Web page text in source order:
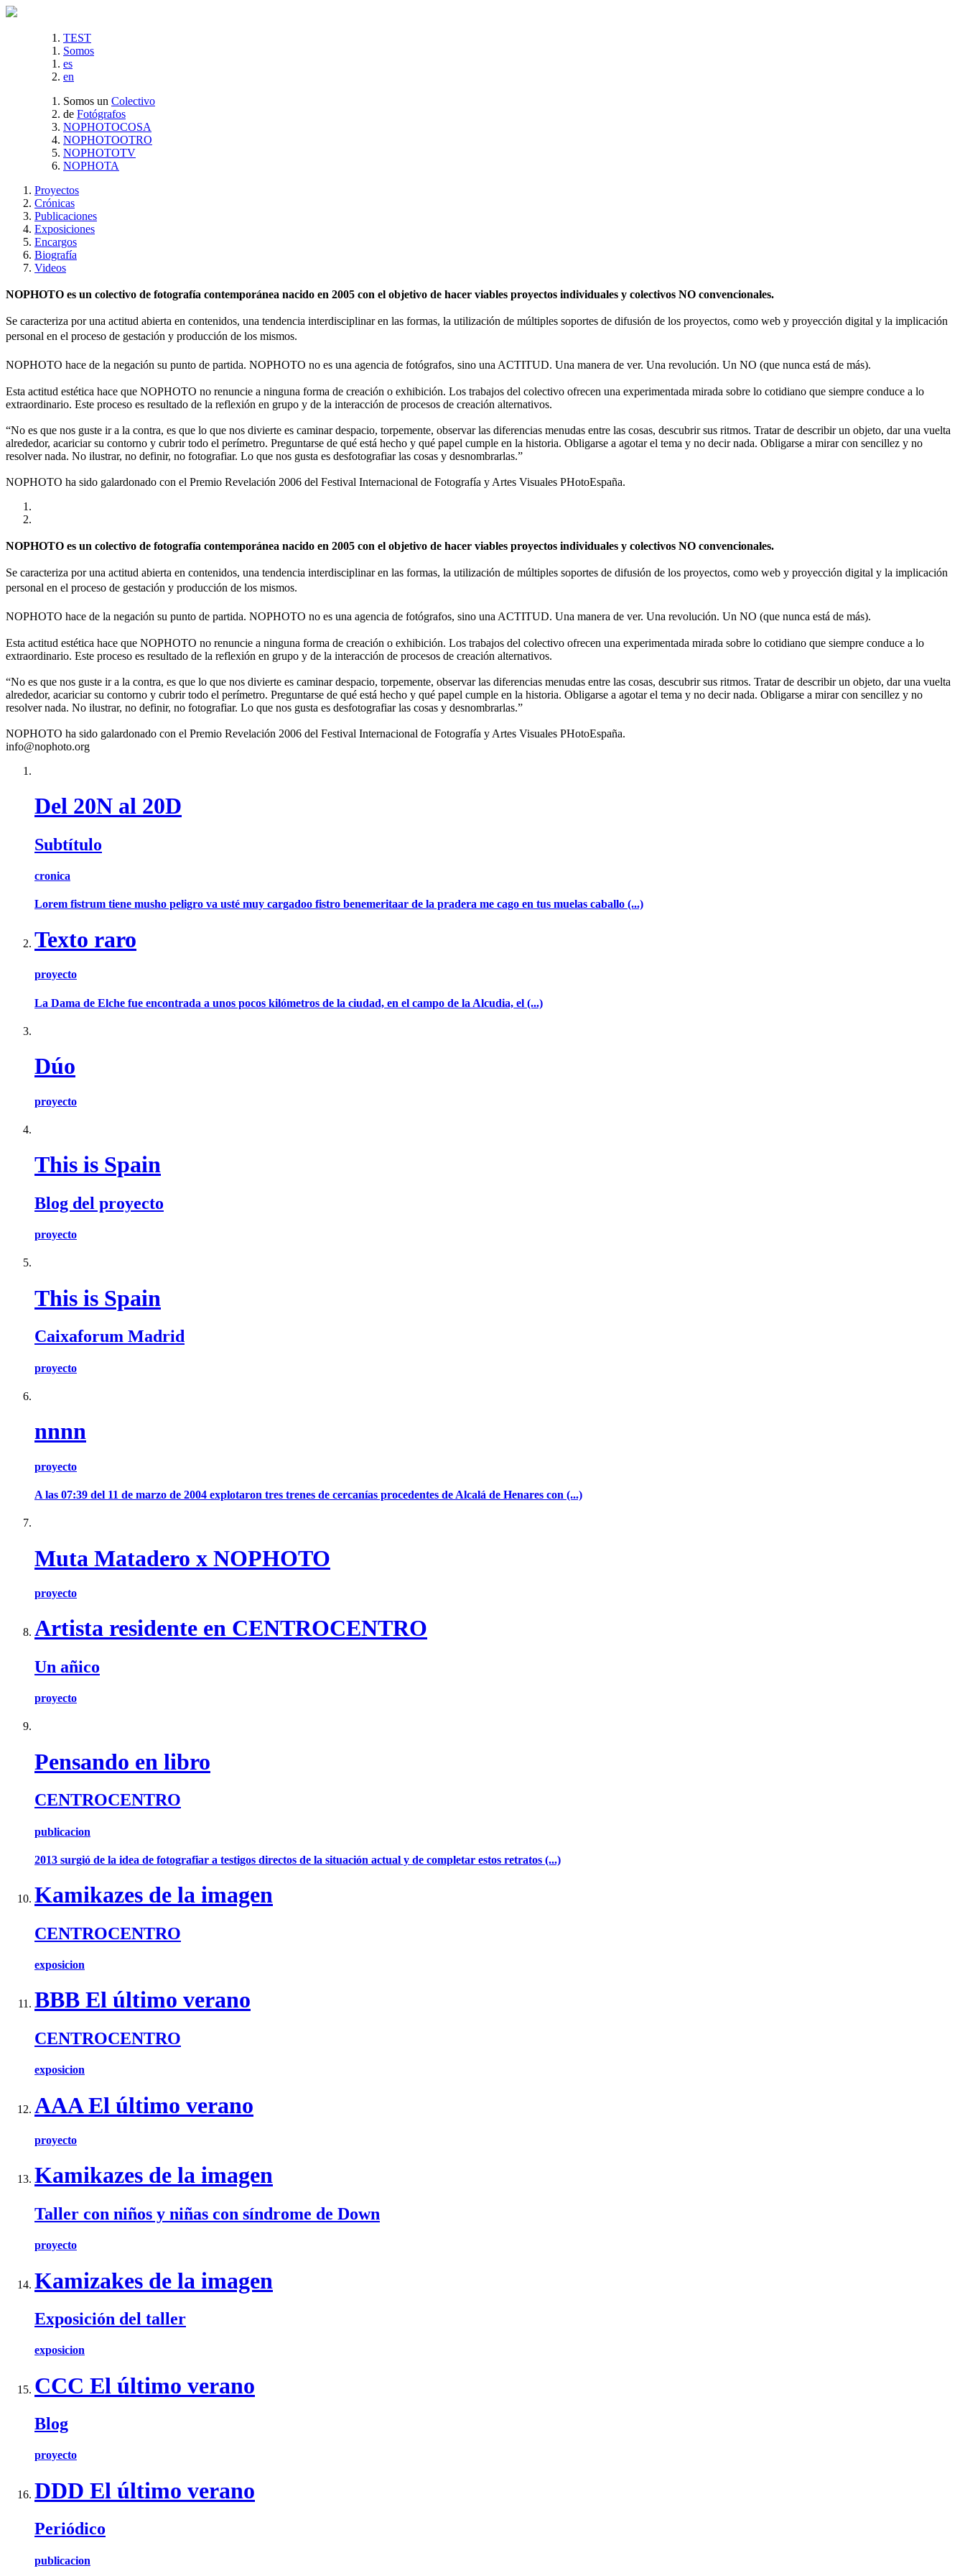
TEST
Somos
es
en
Somos un Colectivo
de Fotógrafos
NOPHOTOCOSA
NOPHOTOOTRO
NOPHOTOTV
NOPHOTA
Proyectos
Crónicas
Publicaciones
Exposiciones
Encargos
Biografía
Videos
NOPHOTO es un colectivo de fotografía contemporánea nacido en 2005 con el objetivo de hacer viables proyectos individuales y colectivos NO convencionales.
Se caracteriza por una actitud abierta en contenidos, una tendencia interdisciplinar en las formas, la utilización de múltiples soportes de difusión de los proyectos, como web y proyección digital y la implicación
personal en el proceso de gestación y producción de los mismos.
NOPHOTO hace de la negación su punto de partida. NOPHOTO no es una agencia de fotógrafos, sino una ACTITUD. Una manera de ver. Una revolución. Un NO (que nunca está de más).
Esta actitud estética hace que NOPHOTO no renuncie a ninguna forma de creación o exhibición. Los trabajos del colectivo ofrecen una experimentada mirada sobre lo cotidiano que siempre conduce a lo
extraordinario. Este proceso es resultado de la reflexión en grupo y de la interacción de procesos de creación alternativos.
“No es que nos guste ir a la contra, es que lo que nos divierte es caminar despacio, torpemente, observar las diferencias menudas entre las cosas, descubrir sus ritmos. Tratar de describir un objeto, dar una vuelta
alrededor, acariciar su contorno y cubrir todo el perímetro. Preguntarse de qué está hecho y qué papel cumple en la historia. Obligarse a agotar el tema y no decir nada. Obligarse a mirar con sencillez y no
resolver nada. No ilustrar, no definir, no fotografiar. Lo que nos gusta es desfotografiar las cosas y desnombrarlas.”
NOPHOTO ha sido galardonado con el Premio Revelación 2006 del Festival Internacional de Fotografía y Artes Visuales PHotoEspaña.
NOPHOTO es un colectivo de fotografía contemporánea nacido en 2005 con el objetivo de hacer viables proyectos individuales y colectivos NO convencionales.
Se caracteriza por una actitud abierta en contenidos, una tendencia interdisciplinar en las formas, la utilización de múltiples soportes de difusión de los proyectos, como web y proyección digital y la implicación
personal en el proceso de gestación y producción de los mismos.
NOPHOTO hace de la negación su punto de partida. NOPHOTO no es una agencia de fotógrafos, sino una ACTITUD. Una manera de ver. Una revolución. Un NO (que nunca está de más).
Esta actitud estética hace que NOPHOTO no renuncie a ninguna forma de creación o exhibición. Los trabajos del colectivo ofrecen una experimentada mirada sobre lo cotidiano que siempre conduce a lo
extraordinario. Este proceso es resultado de la reflexión en grupo y de la interacción de procesos de creación alternativos.
“No es que nos guste ir a la contra, es que lo que nos divierte es caminar despacio, torpemente, observar las diferencias menudas entre las cosas, descubrir sus ritmos. Tratar de describir un objeto, dar una vuelta
alrededor, acariciar su contorno y cubrir todo el perímetro. Preguntarse de qué está hecho y qué papel cumple en la historia. Obligarse a agotar el tema y no decir nada. Obligarse a mirar con sencillez y no
resolver nada. No ilustrar, no definir, no fotografiar. Lo que nos gusta es desfotografiar las cosas y desnombrarlas.”
NOPHOTO ha sido galardonado con el Premio Revelación 2006 del Festival Internacional de Fotografía y Artes Visuales PHotoEspaña.
info@nophoto.org
Del 20N al 20D
Subtítulo
cronica
Lorem fistrum tiene musho peligro va usté muy cargadoo fistro benemeritaar de la pradera me cago en tus muelas caballo (...)
Texto raro
proyecto
La Dama de Elche fue encontrada a unos pocos kilómetros de la ciudad, en el campo de la Alcudia, el (...)
Dúo
proyecto
This is Spain
Blog del proyecto
proyecto
This is Spain
Caixaforum Madrid
proyecto
nnnn
proyecto
A las 07:39 del 11 de marzo de 2004 explotaron tres trenes de cercanías procedentes de Alcalá de Henares con (...)
Muta Matadero x NOPHOTO
proyecto
Artista residente en CENTROCENTRO
Un añico
proyecto
Pensando en libro
CENTROCENTRO
publicacion
2013 surgió de la idea de fotografiar a testigos directos de la situación actual y de completar estos retratos (...)
Kamikazes de la imagen
CENTROCENTRO
exposicion
BBB El último verano
CENTROCENTRO
exposicion
AAA El último verano
proyecto
Kamikazes de la imagen
Taller con niños y niñas con síndrome de Down
proyecto
Kamizakes de la imagen
Exposición del taller
exposicion
CCC El último verano
Blog
proyecto
DDD El último verano
Periódico
publicacion